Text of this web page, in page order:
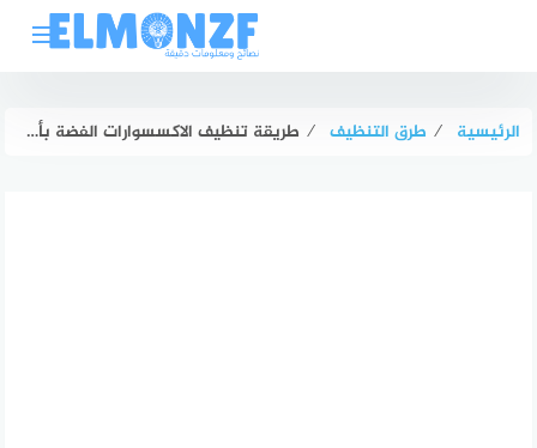
الرئيسية ⁄ طرق التنظيف ⁄ طريقة تنظيف الاكسسوارات الفضة بأقل التكاليف